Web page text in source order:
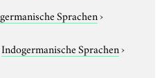
Sprachen›
Indogermanische Sprachen›